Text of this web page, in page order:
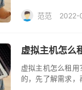
范范
2022-
虚拟主机怎么
虚拟主机怎么租
的，先了解需求，